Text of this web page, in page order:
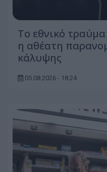
Το εθνικό
η αθέατη
κάλυψης
05.08.2026 - 18:24